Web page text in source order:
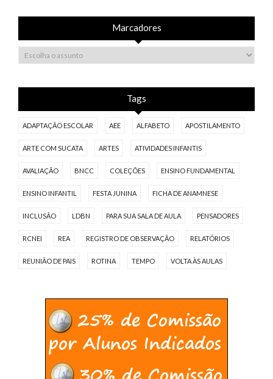
Marcadores
Tags
ADAPTAÇÃO ESCOLAR AEE ALFABETO APOSTILAMENTO
ARTE COM SUCATA ARTES ATIVIDADES INFANTIS
AVALIAÇÃO BNCC COLEÇÕES ENSINO FUNDAMENTAL
ENSINO INFANTIL FESTA JUNINA FICHA DE ANAMNESE
INCLUSÃO LDBN PARA SUA SALA DE AULA PENSADORES
RCNEI REA REGISTRO DE OBSERVAÇÃO RELATÓRIOS
REUNIÃO DE PAIS ROTINA TEMPO VOLTA ÀS AULAS